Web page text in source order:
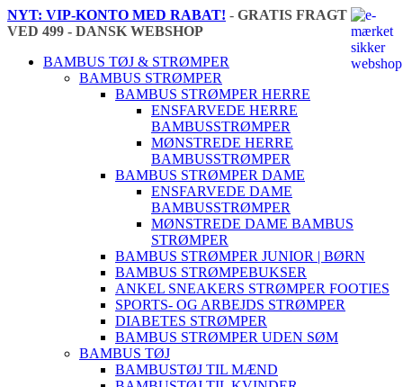
NYT: VIP-KONTO MED RABAT! - GRATIS FRAGT
VED 499 - DANSK WEBSHOP
BAMBUS TØJ & STRØMPER
BAMBUS STRØMPER
BAMBUS STRØMPER HERRE
ENSFARVEDE HERRE
BAMBUSSTRØMPER
MØNSTREDE HERRE
BAMBUSSTRØMPER
BAMBUS STRØMPER DAME
ENSFARVEDE DAME
BAMBUSSTRØMPER
MØNSTREDE DAME BAMBUS
STRØMPER
BAMBUS STRØMPER JUNIOR | BØRN
BAMBUS STRØMPEBUKSER
ANKEL SNEAKERS STRØMPER FOOTIES
SPORTS- OG ARBEJDS STRØMPER
DIABETES STRØMPER
BAMBUS STRØMPER UDEN SØM
BAMBUS TØJ
BAMBUSTØJ TIL MÆND